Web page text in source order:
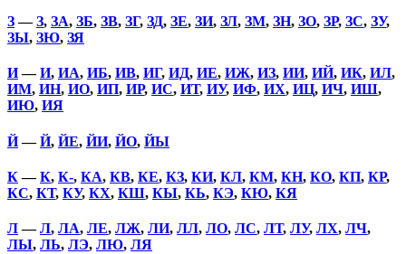
З—З, ЗА, ЗБ, ЗВ, ЗГ, ЗД, ЗЕ, ЗИ, ЗЛ, ЗМ, ЗН, ЗО, ЗР, ЗС, ЗУ,
ЗЫ, ЗЮ, ЗЯ
И—И, ИА, ИБ, ИВ, ИГ, ИД, ИЕ, ИЖ, ИЗ, ИИ, ИЙ, ИК, ИЛ,
ИМ, ИН, ИО, ИП, ИР, ИС, ИТ, ИУ, ИФ, ИХ, ИЦ, ИЧ, ИШ,
ИЮ, ИЯ
Й—Й, ЙЕ, ЙИ, ЙО, ЙЫ
К—К, К-, КА, КВ, КЕ, КЗ, КИ, КЛ, КМ, КН, КО, КП, КР,
КС, КТ, КУ, КХ, КШ, КЫ, КЬ, КЭ, КЮ, КЯ
Л—Л, ЛА, ЛЕ, ЛЖ, ЛИ, ЛЛ, ЛО, ЛС, ЛТ, ЛУ, ЛХ, ЛЧ,
ЛЫ, ЛЬ, ЛЭ, ЛЮ, ЛЯ